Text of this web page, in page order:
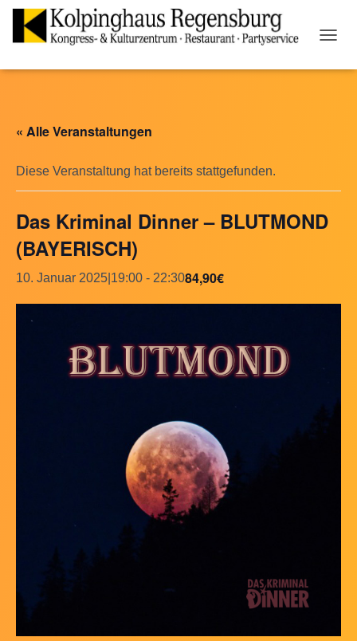
T
« Alle Veranstaltungen
Diese Veranstaltung hat bereits stattgefunden.
Das Kriminal Dinner – BLUTMOND
(BAYERISCH)
10. Januar 2025|19:00 - 22:3084,90€